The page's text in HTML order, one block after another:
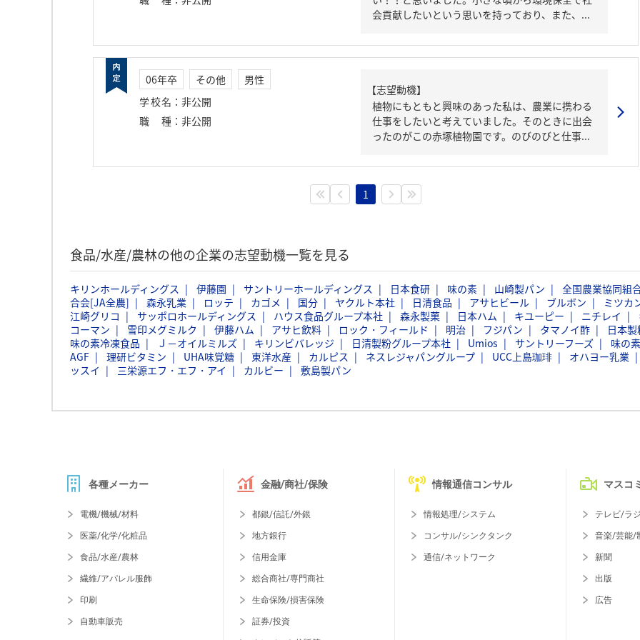
会貢献したいという思いを持っており、また、...
06年卒 その他
男性
学校名 ： 非公開
職種 ： 非公開
【志望動機】
植物にもともと興味のあった私は、農業に携わる
仕事をしたいと考えていました。そのときに出会
ったのがこの赤塚植物園です。のびのびと仕事...
1
食品/水産/農林の他の企業の志望動機一覧を見る
キリンホールディングス 伊藤園 サントリーホールディングス 日本食研 味の素 山崎製パン
全国農業協同組
合会[JA全農]
森永乳業 ロッテ カゴメ 国分 ヤクルト本社 日清食品 アサヒビール ブルボン
ミツカ
江崎グリコ
サッポロホールディングス ハウス食品グループ本社 森永製菓 日本ハム キユーピー ニチレイ
コーマン
雪印メグミルク 伊藤ハム アサヒ飲料 ロック・フィールド 明治 フジパン タマノイ酢
日本製
味の素冷凍食品
Ｊ－オイルミルズ キリンビバレッジ 日清製粉グループ本社 Umios サントリーフーズ
味の素
AGF
理研ビタミン UHA味覚糖 東洋水産 カルピス ネスレジャパングループ UCC上島珈琲 オハヨー乳業
ッスイ
三栄源エフ・エフ・アイ カルビー 敷島製パン
各種メーカー
電機/機械/材料
医薬/化学/化粧品
食品/水産/農林
繊維/アパレル服飾
印刷
自動車販売
金融/商社/保険
都銀/信託/外銀
地方銀行
信用金庫
総合商社/専門商社
生命保険/損害保険
証券/投資
情報通信コンサル
情報処理/システム
コンサル/シンクタンク
通信/ネットワーク
マスコミ
テレビ/ラ
音楽/芸能/
新聞
出版
広告